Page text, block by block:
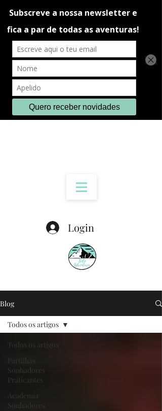
Login
Blog
Todos os artigos
Partilhas
Sonhadores
Praticantes
Academia
Sonhadores
Todos os artigos